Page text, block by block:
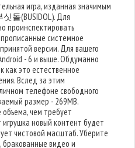
игра, изданная значимым
돌(BUSIDOL). Для
проинспектировать
системное
версии. Для вашего
- 6 и выше. Обдуманно
как это естественное
Вслед за этим
телефоне свободного
размер - 269MB.
чем требует
новый контент будет
чистовой масштаб. Уберите
видео и